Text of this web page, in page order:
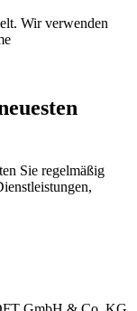
Wir verwenden
Sie regelmäßig